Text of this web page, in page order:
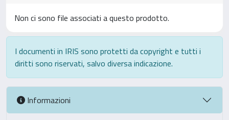
Non ci sono file associati a questo prodotto.
I documenti in IRIS sono protetti da copyright e tutti i
diritti sono riservati, salvo diversa indicazione.
Informazioni